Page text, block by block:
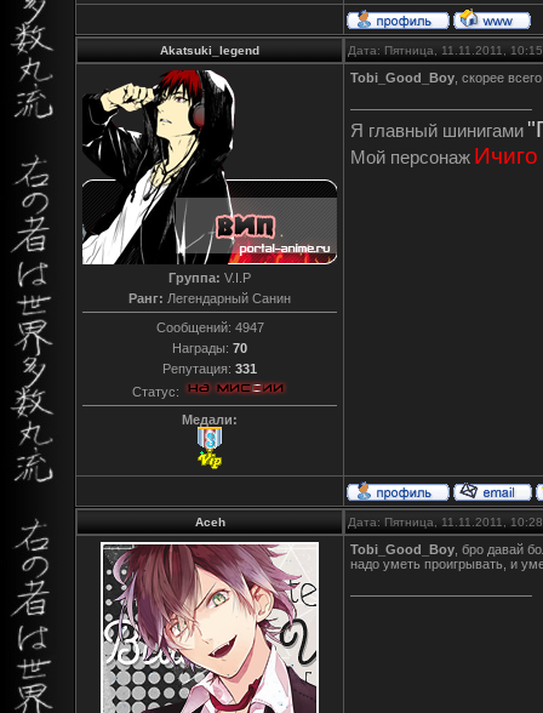
Akatsuki_legend Дата: Пятница, 11.11.2011,
Группа: V.I.P
Ранг: Легендарный Санин
Сообщений: 4947
Награды: 70
Репутация: 331
Статус:
Медали:
Tobi_Good_Boy , скорее
Я главный шинигами
Мой персонаж
Aceh Дата: Пятница, 11.11.2011,
Tobi_Good_Boy , бро давай
надо уметь проигрывать, и